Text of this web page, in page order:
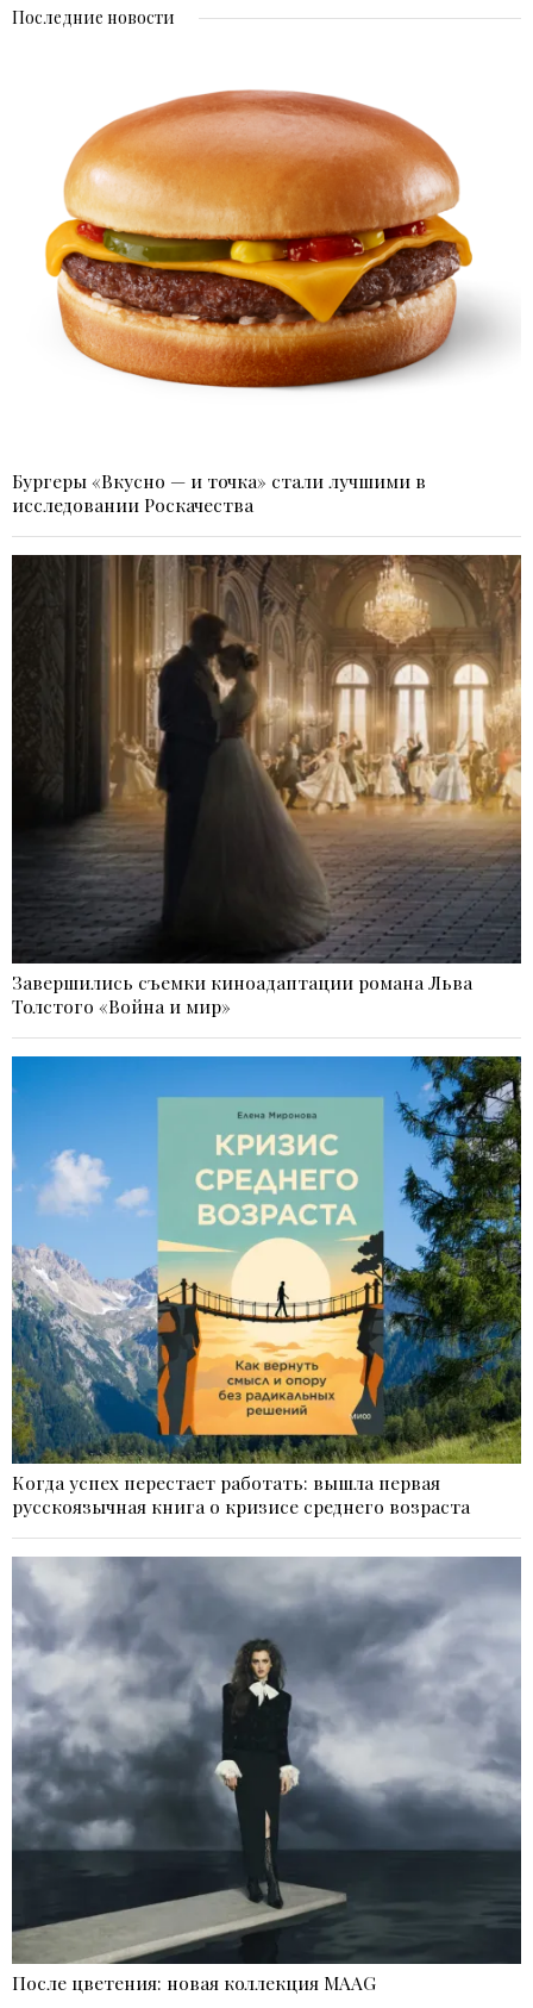
Последние новости
Бургеры «Вкусно — и точка» стали лучшими в
исследовании Роскачества
Завершились съемки киноадаптации романа Льва
Толстого «Война и мир»
Когда успех перестает работать: вышла первая
русскоязычная книга о кризисе среднего возраста
После цветения: новая коллекция MAAG